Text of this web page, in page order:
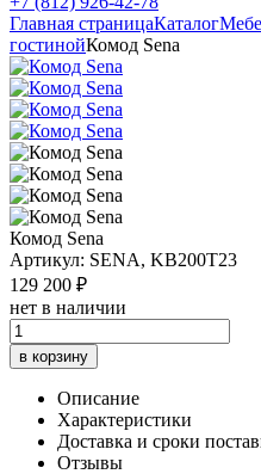
Главная страницаКаталог
гостинойКомод Sena
Комод Sena
Артикул: SENA, KB200T23
129 200 ₽
нет в наличии
в корзину
Описание
Характеристики
Доставка и сроки
Отзывы